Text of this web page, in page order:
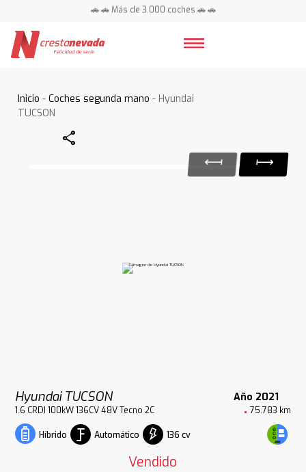
🚗 🚗 Más de 3.000 coches 🚗 🚗
Inicio -Coches segunda mano - Hyundai
TUCSON
Share
Hyundai TUCSON Año 2021
1.6 CRDI 100kW 136CV 48V Tecno 2C 75.783 km
Híbrido Automático 136 cv
Vendido